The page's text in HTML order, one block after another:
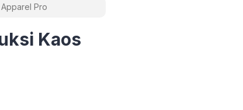
Pro
Kaos